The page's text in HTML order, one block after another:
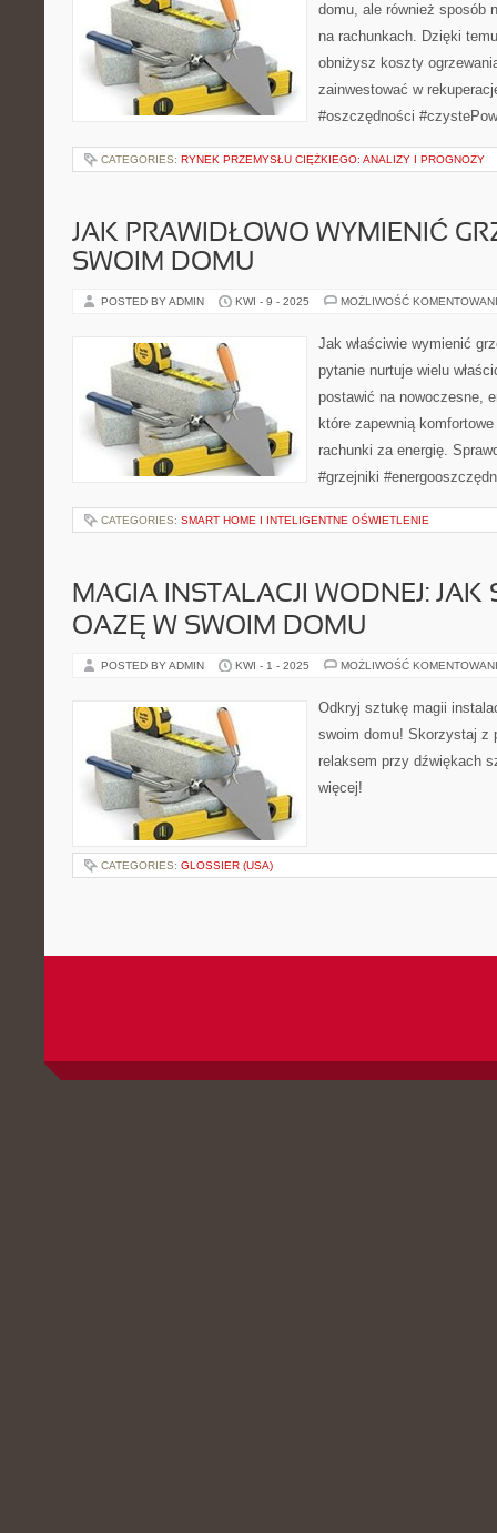
domu, ale również sposób
na rachunkach. Dzięki
obniżysz koszty
zainwestować w
#oszczędności
CATEGORIES: RYNEK PRZEMYSŁU CIĘŻKIEGO: ANALIZY I PROGNOZY
JAK PRAWIDŁOWO WYMIENIĆ
SWOIM DOMU
POSTED BY ADMIN KWI - 9 - 2025 MOŻLIWOŚĆ
Jak właściwie wymienić
pytanie nurtuje wielu
postawić na nowoczesne,
które zapewnią
rachunki za energię.
#grzejniki
CATEGORIES: SMART HOME I INTELIGENTNE OŚWIETLENIE
MAGIA INSTALACJI WODNEJ: JAK
OAZĘ W SWOIM DOMU
POSTED BY ADMIN KWI - 1 - 2025 MOŻLIWOŚĆ
Odkryj sztukę magii
swoim domu! Skorzystaj z
relaksem przy dźwiękach
więcej!
CATEGORIES: GLOSSIER (USA)